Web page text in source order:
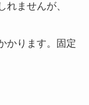
れませんが、
かります。固定